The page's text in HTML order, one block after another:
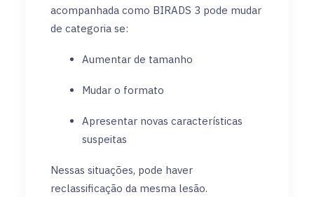
acompanhada como BIRADS 3 pode mudar
de categoria se:
Aumentar de tamanho
Mudar o formato
Apresentar novas características
suspeitas
Nessas situações, pode haver
reclassificação da mesma lesão.